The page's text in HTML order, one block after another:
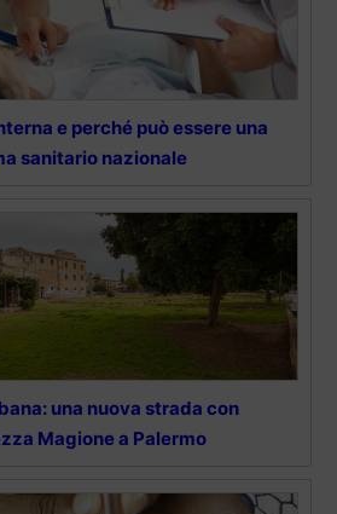
e perché può essere una
sanitario nazionale
una nuova strada con
Magione a Palermo